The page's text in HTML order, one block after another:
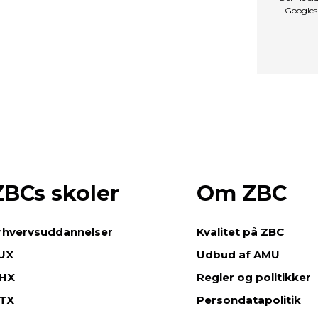
Googles
skoler Om ZBC
Kvalitet på ZBC
Udbud af AMU
Regler og politikker
Persondatapolitik